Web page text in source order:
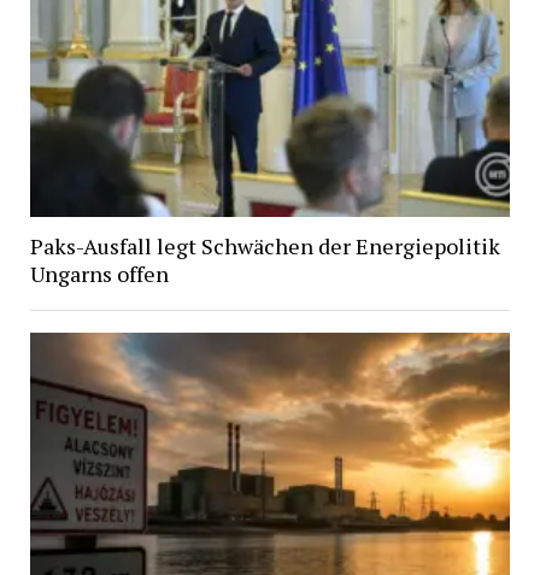
Paks-Ausfall legt Schwächen der Energiepolitik
Ungarns offen